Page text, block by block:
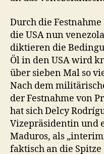
Durch die
die USA nun
diktieren die
Öl in den USA wird
über sieben Mal so
Nach dem
der Festnahme von
hat sich Delcy
Vizepräsidentin und
Maduros, als
faktisch an die